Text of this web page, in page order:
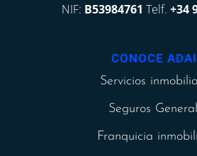
NIF: B53984761 Telf.+34
CONOCE
Servicios
Seguros
Franquicia